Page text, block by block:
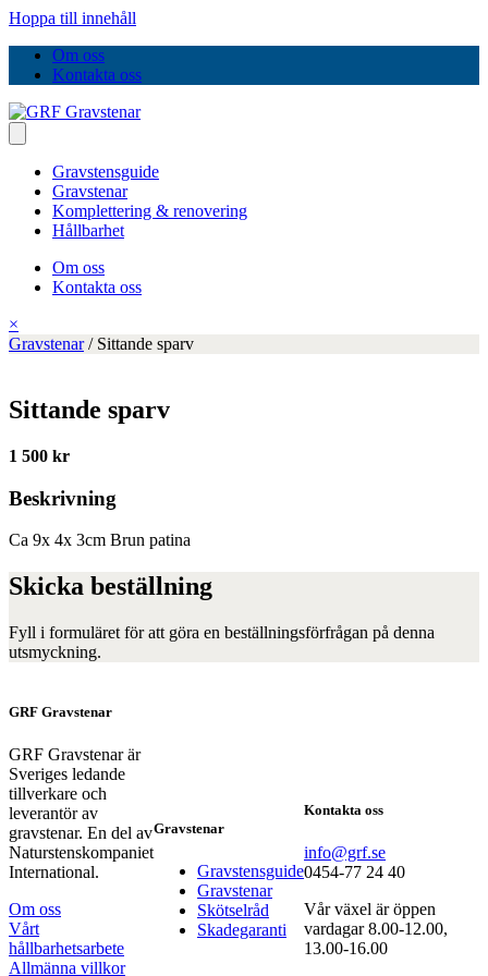
Hoppa till innehåll
Om oss
Kontakta oss
Gravstensguide
Gravstenar
Komplettering & renovering
Hållbarhet
Om oss
Kontakta oss
×
Gravstenar/ Sittande sparv
Sittande sparv
1 500 kr
Beskrivning
Ca 9x 4x 3cm Brun patina
Skicka beställning
Fyll i formuläret för att göra en beställningsförfrågan på denna
utsmyckning.
GRF Gravstenar
GRF Gravstenar är
Sveriges ledande
tillverkare och
leverantör av
gravstenar. En del av
Naturstenskompaniet
International.
Om oss
Vårt
hållbarhetsarbete
Allmänna villkor
Gravstenar
Gravstensguide
Gravstenar
Skötselråd
Skadegaranti
Kontakta oss
info@grf.se
0454-77 24 40
Vår växel är öppen
vardagar 8.00-12.00,
13.00-16.00